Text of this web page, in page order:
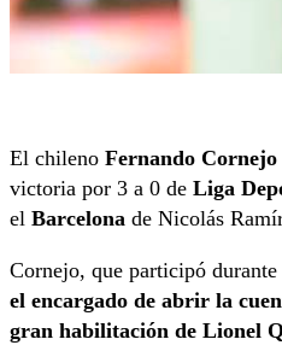
El chileno Fernando
victoria por 3 a 0 de Liga
el Barcelona de Nicolás
Cornejo, que participó
el encargado de abrir la
gran habilitación de Lionel